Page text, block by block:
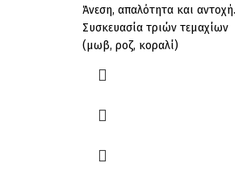
Άνεση, απαλότητα και αντοχή.
Συσκευασία τριών τεμαχίων
(μωβ, ροζ, κοραλί)